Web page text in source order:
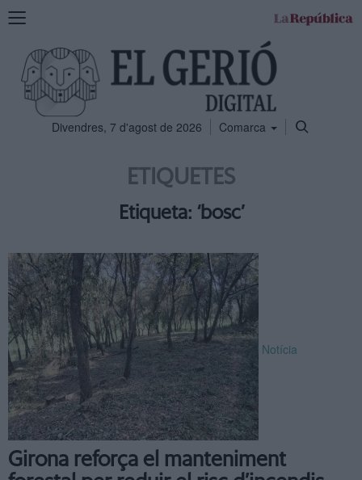
Mostra
navegació
Divendres, 7 d'agost de 2026 Comarca
ETIQUETES
Etiqueta: ‘bosc’
Notícia
Girona reforça el manteniment